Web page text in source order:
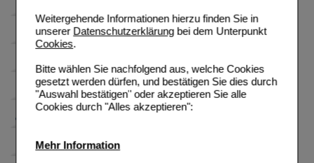
Weitergehende Informationen hierzu finden Sie in
unserer Datenschutzerklärungbei dem Unterpunkt
Cookies.
Bitte wählen Sie nachfolgend aus, welche Cookies
gesetzt werden dürfen, und bestätigen Sie dies durch
"Auswahl bestätigen" oder akzeptieren Sie alle
Cookies durch "Alles akzeptieren":
Mehr Information